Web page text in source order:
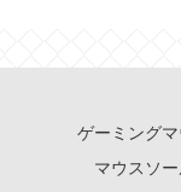
ゲーミングマ
マウスソ